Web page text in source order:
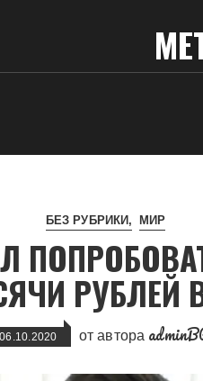
БЕЗ РУБРИКИ МИР
РУБЛЕЙ
06.10.2020 от автора